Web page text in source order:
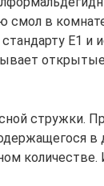
в
Е1 и
стружки.
в